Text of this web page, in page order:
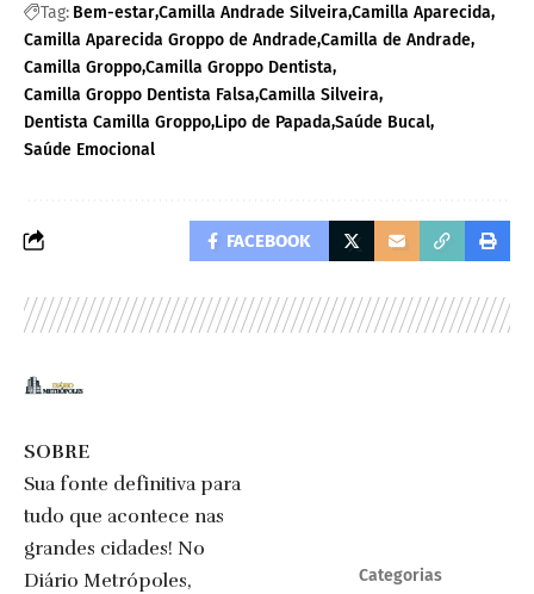
Tag: Bem-estarCamilla Andrade Silveira Camilla Aparecida
Camilla Aparecida Groppo de AndradeCamilla de Andrade
Camilla GroppoCamilla Groppo Dentista
Camilla Groppo Dentista Falsa Camilla Silveira
Dentista Camilla Groppo Lipo de Papada Saúde Bucal
Saúde Emocional
FACEBOOK
SOBRE
Sua fonte definitiva para
tudo que acontece nas
grandes cidades! No
Diário Metrópoles,
Categorias